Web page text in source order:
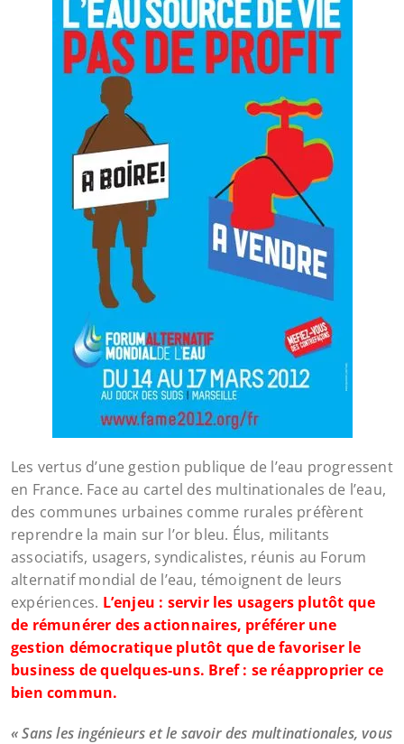
Les vertus d’une gestion publique de l’eau progressent
en France. Face au cartel des multinationales de l’eau,
des communes urbaines comme rurales préfèrent
reprendre la main sur l’or bleu. Élus, militants
associatifs, usagers, syndicalistes, réunis au Forum
alternatif mondial de l’eau, témoignent de leurs
expériences. L’enjeu : servir les usagers plutôt que
de rémunérer des actionnaires, préférer une
gestion démocratique plutôt que de favoriser le
business de quelques-uns. Bref : se réapproprier ce
bien commun.
« Sans les ingénieurs et le savoir des multinationales, vous